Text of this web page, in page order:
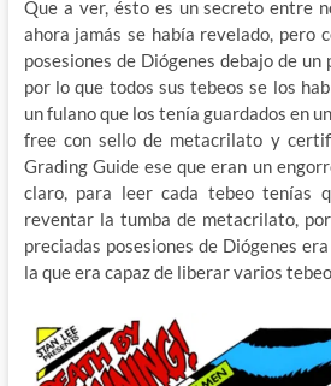
Que a ver, ésto es un secreto entre
ahora jamás se había revelado, pero
posesiones de Diógenes debajo de un
por lo que todos sus tebeos se los
un fulano que los tenía guardados en
free con sello de metacrilato y
Grading Guide ese que eran un
claro, para leer cada tebeo tenías
reventar la tumba de metacrilato,
preciadas posesiones de Diógenes
la que era capaz de liberar varios